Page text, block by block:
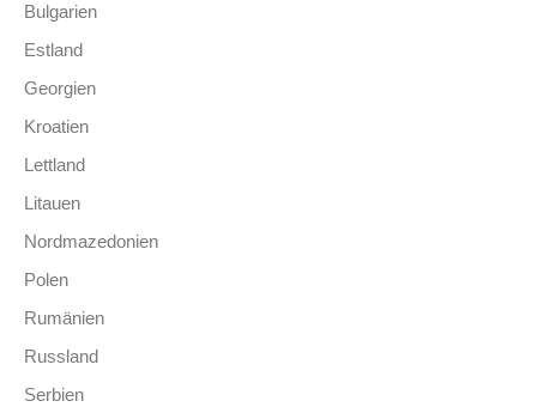
Bulgarien
Estland
Georgien
Kroatien
Lettland
Litauen
Nordmazedonien
Polen
Rumänien
Russland
Serbien